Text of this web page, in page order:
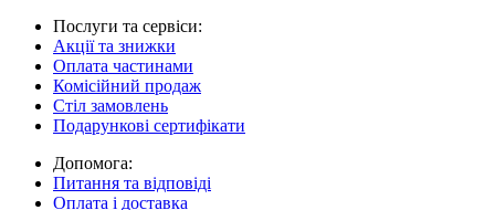
Послуги та сервіси:
Акції та знижки
Оплата частинами
Комісійний продаж
Стіл замовлень
Подарункові сертифікати
Допомога:
Питання та відповіді
Оплата і доставка